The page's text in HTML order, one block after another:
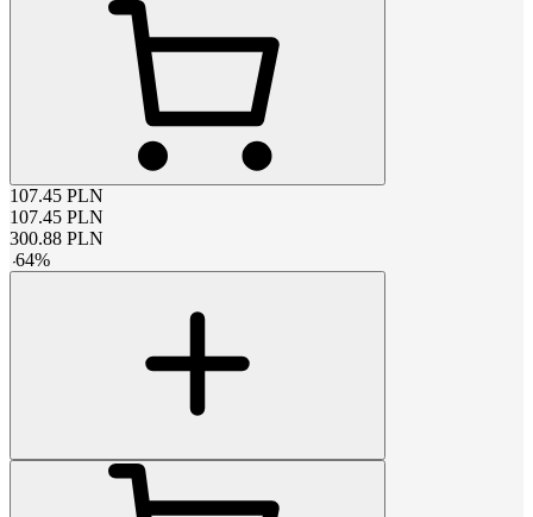
107.45 PLN
107.45 PLN
300.88 PLN
-64%